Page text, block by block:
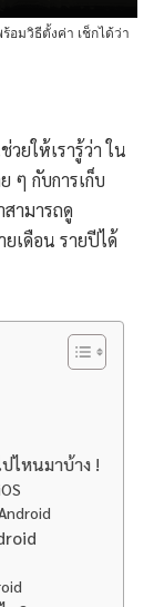
อมวิธีตั้งค่า เช็กได้ว่า
ยให้เรารู้ว่า ใน
ๆ กับการเก็บ
ามารถดู
เดือน รายปีได้
ปไหนมาบ้าง !